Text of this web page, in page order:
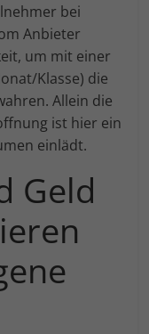
bei
Anbieter
um mit einer
Klasse) die
Allein die
ist hier ein
einlädt.
Geld